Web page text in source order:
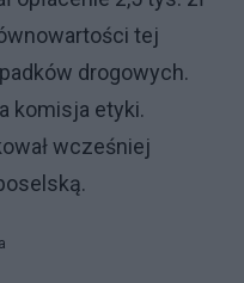
tej
drogowych.
komisja etyki.
wcześniej